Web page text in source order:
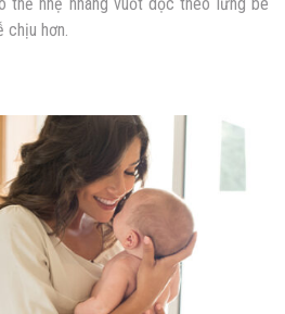
thể nhẹ nhàng vuốt dọc theo lưng bé
chịu hơn.